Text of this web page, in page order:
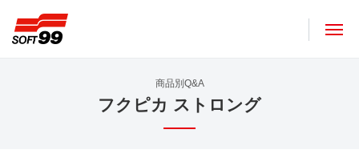
商品別Q&A
フクピカ ストロング